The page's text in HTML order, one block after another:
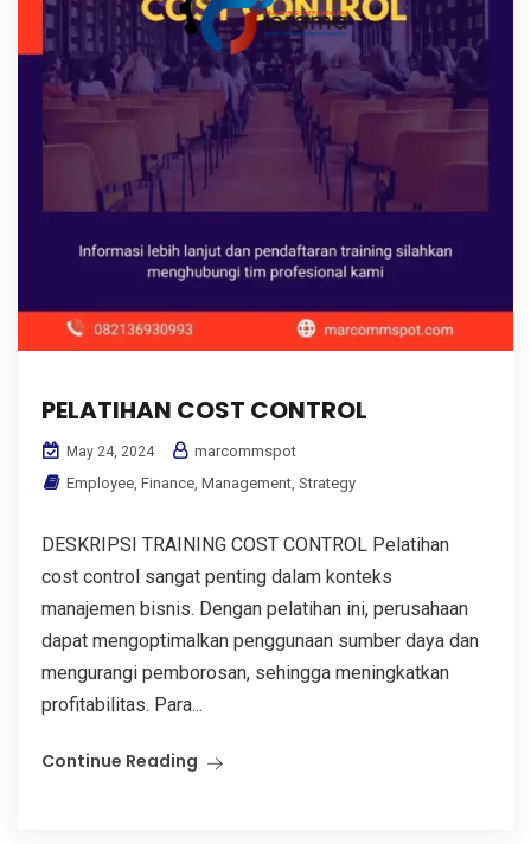
PELATIHAN COST CONTROL
May 24, 2024
marcommspot
Employee Finance Management Strategy
DESKRIPSI TRAINING COST CONTROL Pelatihan
cost control sangat penting dalam konteks
manajemen bisnis. Dengan pelatihan ini, perusahaan
dapat mengoptimalkan penggunaan sumber daya dan
mengurangi pemborosan, sehingga meningkatkan
profitabilitas. Para...
Continue Reading